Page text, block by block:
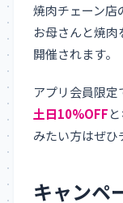
焼肉チェーン店
お母さんと焼
開催されます。
アプリ会員限
土日10%OFF
みたい方はぜひ
キャンペ